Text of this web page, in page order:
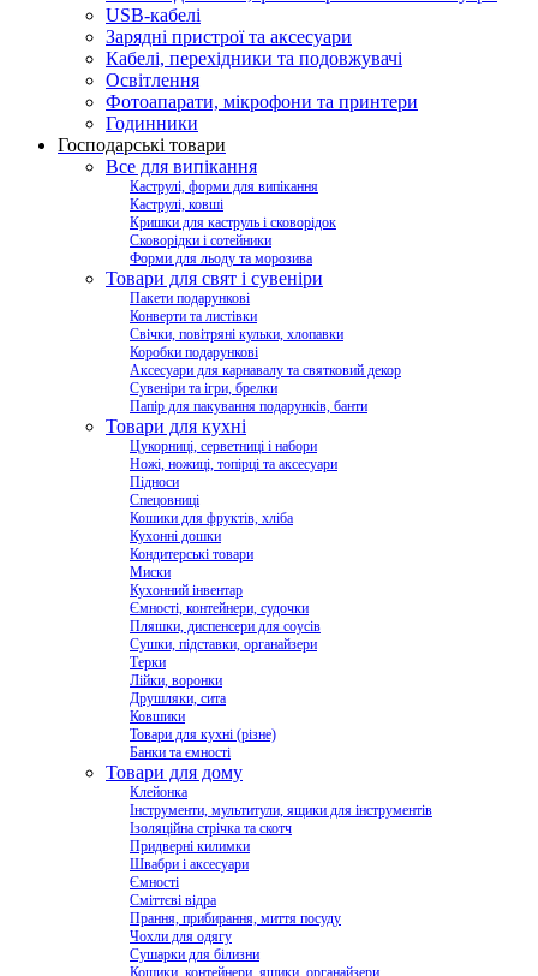
USB-кабелі
Зарядні пристрої та аксесуари
Кабелі, перехідники та подовжувачі
Освітлення
Фотоапарати, мікрофони та принтери
Годинники
Господарські товари
Все для випікання
Каструлі, форми для випікання
Каструлі, ковші
Кришки для каструль і сковорідок
Сковорідки і сотейники
Форми для льоду та морозива
Товари для свят і сувеніри
Пакети подарункові
Конверти та листівки
Свічки, повітряні кульки, хлопавки
Коробки подарункові
Аксесуари для карнавалу та святковий декор
Сувеніри та ігри, брелки
Папір для пакування подарунків, банти
Товари для кухні
Цукорниці, серветниці і набори
Ножі, ножиці, топірці та аксесуари
Підноси
Спецовниці
Кошики для фруктів, хліба
Кухонні дошки
Кондитерські товари
Миски
Кухонний інвентар
Ємності, контейнери, судочки
Пляшки, диспенсери для соусів
Сушки, підставки, органайзери
Терки
Лійки, воронки
Друшляки, сита
Ковшики
Товари для кухні (різне)
Банки та ємності
Товари для дому
Клейонка
Інструменти, мультитули, ящики для інструментів
Ізоляційна стрічка та скотч
Придверні килимки
Швабри і аксесуари
Ємності
Сміттєві відра
Прання, прибирання, миття посуду
Чохли для одягу
Сушарки для білизни
Кошики, контейнери, ящики, органайзери